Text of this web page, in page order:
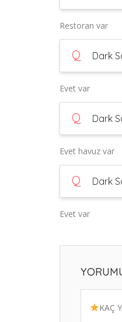
Restoran var
Q Dark
Evet var
Q Dark
Evet havuz var
Q Dark
Evet var
KAÇ